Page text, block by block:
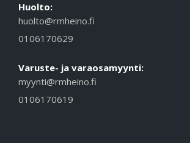
Huolto:
huolto@rmheino.fi
0106170629
Varuste- ja varaosamyynti:
myynti@rmheino.fi
0106170619